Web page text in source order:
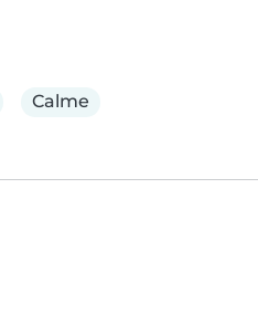
Calme